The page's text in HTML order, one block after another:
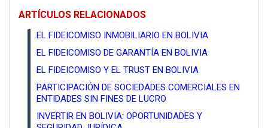
ARTÍCULOS RELACIONADOS
EL FIDEICOMISO INMOBILIARIO EN BOLIVIA
EL FIDEICOMISO DE GARANTÍA EN BOLIVIA
EL FIDEICOMISO Y EL TRUST EN BOLIVIA
PARTICIPACIÓN DE SOCIEDADES COMERCIALES EN
ENTIDADES SIN FINES DE LUCRO
INVERTIR EN BOLIVIA: OPORTUNIDADES Y